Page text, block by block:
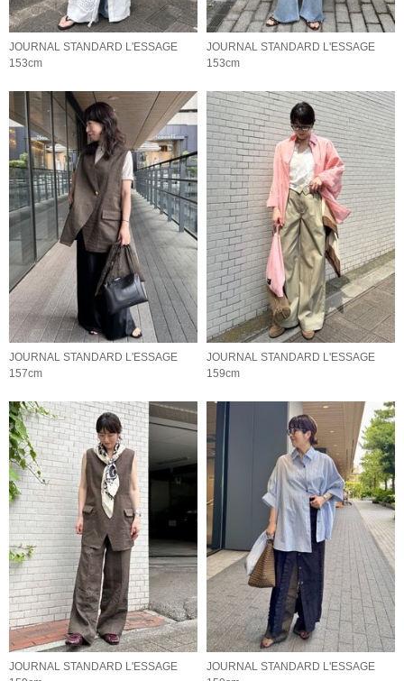
JOURNAL STANDARD L'ESSAGE
153cm
JOURNAL STANDARD L'ESSAGE
153cm
JOURNAL STANDARD L'ESSAGE
157cm
JOURNAL STANDARD L'ESSAGE
159cm
JOURNAL STANDARD L'ESSAGE
JOURNAL STANDARD L'ESSAGE